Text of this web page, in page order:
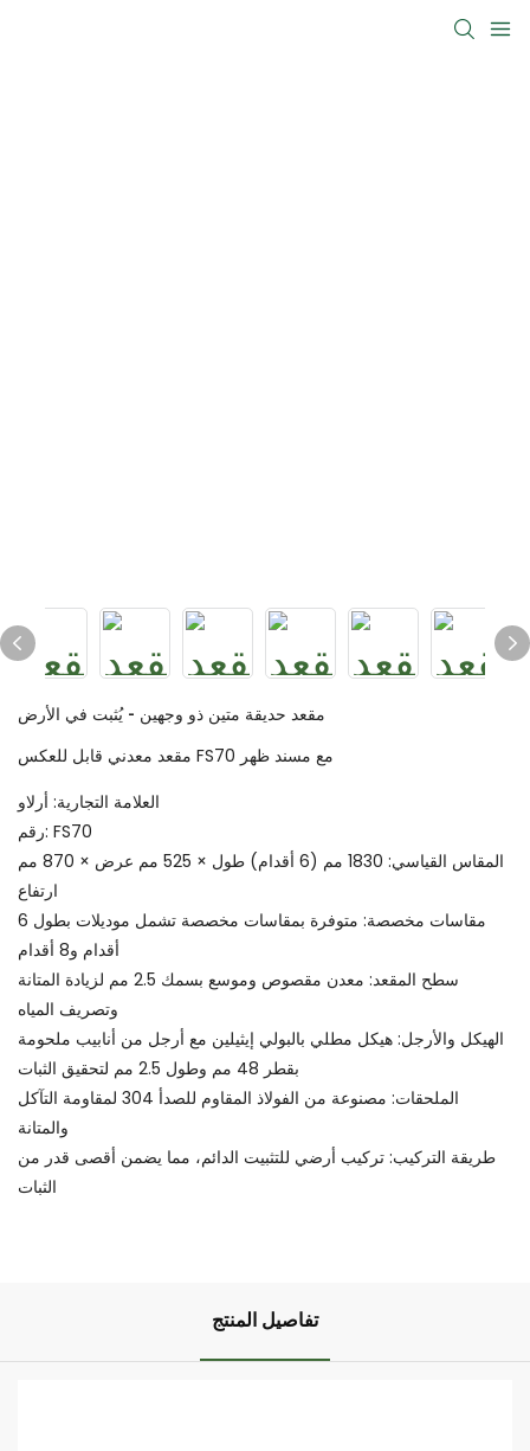
مقعد حديقة متين ذو وجهين - يُثبت في الأرض
مقعد معدني قابل للعكس FS70 مع مسند ظهر
العلامة التجارية: أرلاو
رقم: FS70
المقاس القياسي: 1830 مم (6 أقدام) طول × 525 مم عرض × 870 مم
ارتفاع
مقاسات مخصصة: متوفرة بمقاسات مخصصة تشمل موديلات بطول 6
أقدام و8 أقدام
سطح المقعد: معدن مقصوص وموسع بسمك 2.5 مم لزيادة المتانة
وتصريف المياه
الهيكل والأرجل: هيكل مطلي بالبولي إيثيلين مع أرجل من أنابيب ملحومة
بقطر 48 مم وطول 2.5 مم لتحقيق الثبات
الملحقات: مصنوعة من الفولاذ المقاوم للصدأ 304 لمقاومة التآكل
والمتانة
طريقة التركيب: تركيب أرضي للتثبيت الدائم، مما يضمن أقصى قدر من
الثبات
تفاصيل المنتج